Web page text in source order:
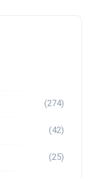
(274)
(42)
(25)